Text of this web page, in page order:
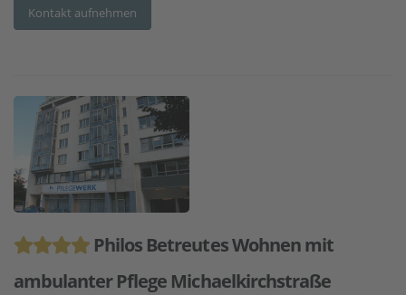
Kontakt aufnehmen
Philos Betreutes Wohnen mit
ambulanter Pflege Michaelkirchstraße